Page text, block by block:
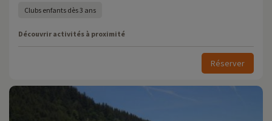
Clubs enfants dès 3 ans
Découvrir activités à proximité
Réserver